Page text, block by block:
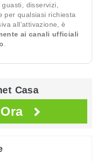
guasti, disservizi,
per qualsiasi richiesta
all’attivazione, è
ai canali ufficiali
Casa